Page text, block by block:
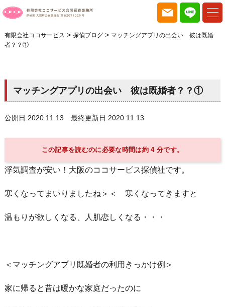
有限会社ココサービス > 探偵ブログ> マッチングアプリの出会い 彼は既婚
者？？①
マッチングアプリの出会い 彼は既婚者？？①
公開日:2020.11.13 最終更新日:2020.11.13
この記事を読むのに必要な時間は約 4 分です。
浮気調査が安い！大阪のココサービス探偵社です。
寒くなってまいりましたね＞＜ 寒くなってきますと
温もりが欲しくなる、人肌恋しくなる・・・
＜マッチングアプリ既婚者の利用きっかけ例＞
家に帰ると昔は暖かな家庭だったのに